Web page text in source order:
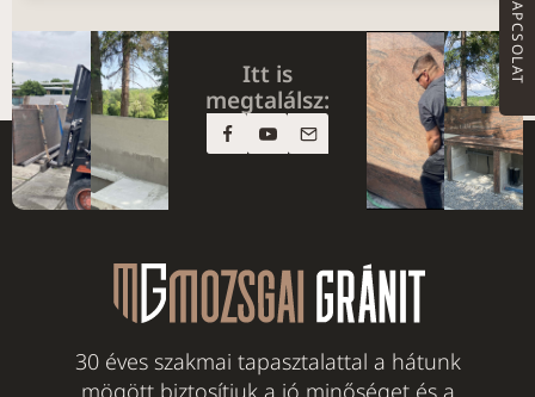
KAPCSOLAT
Itt is
megtalálsz:
30 éves szakmai tapasztalattal a hátunk
mögött biztosítjuk a jó minőséget és a